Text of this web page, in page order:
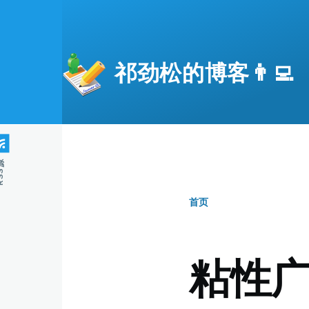
祁劲松的博客👨‍💻
包
屑
首页
粘性